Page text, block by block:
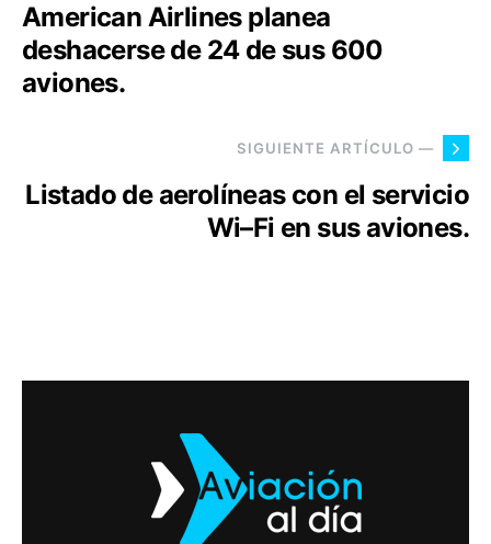
American Airlines planea
deshacerse de 24 de sus 600
aviones.
SIGUIENTE ARTÍCULO —
Listado de aerolíneas con el servicio
Wi–Fi en sus aviones.